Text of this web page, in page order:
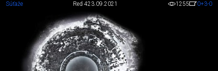
Súťaže Red 423.09.2021 1255 0+3-0